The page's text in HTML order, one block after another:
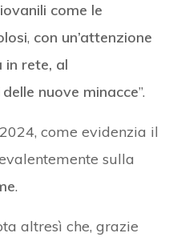
come le
, con un’attenzione
in rete, al
nuove minacce”.
come evidenzia il
sulla
.
altresì che, grazie